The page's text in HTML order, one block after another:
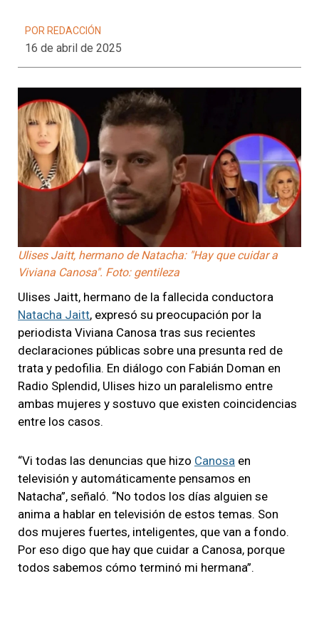
POR REDACCIÓN
16 de abril de 2025
Ulises Jaitt, hermano de Natacha: "Hay que cuidar a
Viviana Canosa". Foto: gentileza
Ulises Jaitt, hermano de la fallecida conductora
Natacha Jaitt, expresó su preocupación por la
periodista Viviana Canosa tras sus recientes
declaraciones públicas sobre una presunta red de
trata y pedofilia. En diálogo con Fabián Doman en
Radio Splendid, Ulises hizo un paralelismo entre
ambas mujeres y sostuvo que existen coincidencias
entre los casos.
“Vi todas las denuncias que hizo Canosa en
televisión y automáticamente pensamos en
Natacha”, señaló. “No todos los días alguien se
anima a hablar en televisión de estos temas. Son
dos mujeres fuertes, inteligentes, que van a fondo.
Por eso digo que hay que cuidar a Canosa, porque
todos sabemos cómo terminó mi hermana”.